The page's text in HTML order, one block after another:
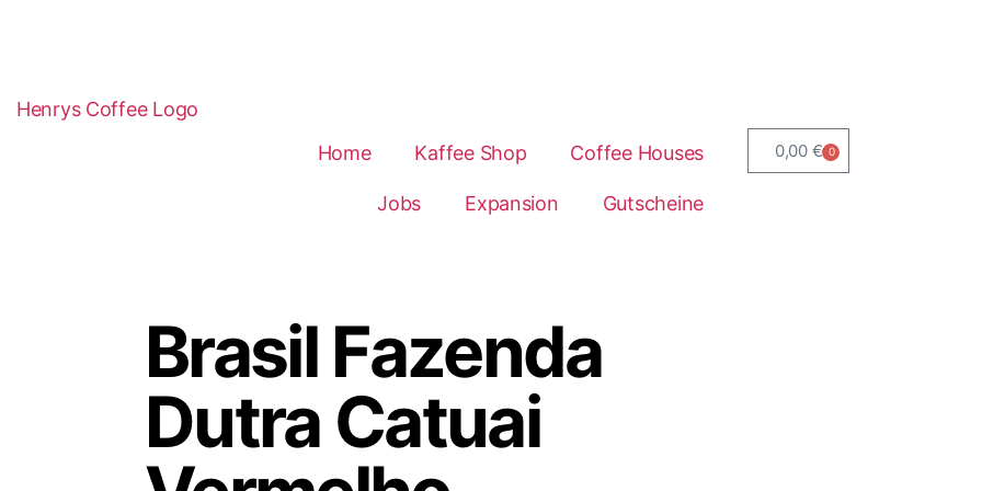
Home Kaffee Shop Coffee Houses
Jobs Expansion Gutscheine
0,00 € 0
Brasil Fazenda
Dutra Catuai